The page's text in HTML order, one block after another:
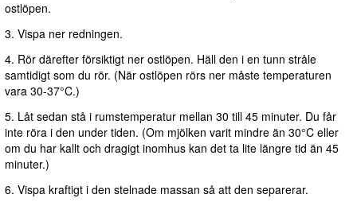
ostlöpen.
3. Vispa ner redningen.
4. Rör därefter försiktigt ner ostlöpen. Häll den i en tunn stråle
samtidigt som du rör. (När ostlöpen rörs ner måste temperaturen
vara 30-37°C.)
5. Låt sedan stå i rumstemperatur mellan 30 till 45 minuter. Du får
inte röra i den under tiden. (Om mjölken varit mindre än 30°C eller
om du har kallt och dragigt inomhus kan det ta lite längre tid än 45
minuter.)
6. Vispa kraftigt i den stelnade massan så att den separerar.